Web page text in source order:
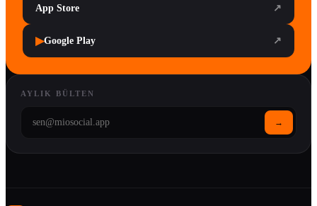
App Store ↗
▶Google Play ↗
AYLIK BÜLTEN
→